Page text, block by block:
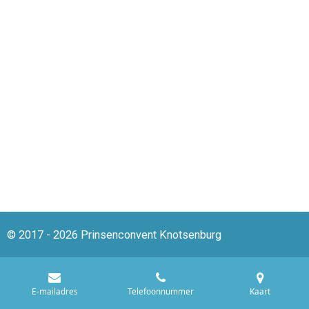
© 2017 - 2026 Prinsenconvent Knotsenburg
E-mailadres Telefoonnummer Kaart